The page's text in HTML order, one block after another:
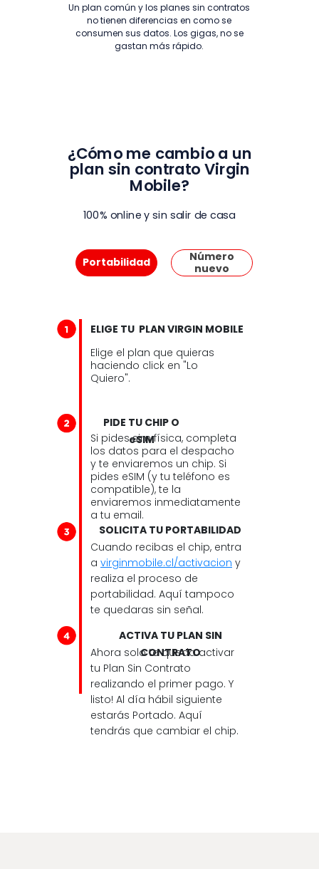
¿Cómo me cambio a un
plan sin contrato Virgin
Mobile?
Portabilidad
Número
nuevo
Elige el plan que quieras
haciendo click en "Lo
Quiero".
Si pides sim física, completa
los datos para el despacho
y te enviaremos un chip. Si
pides eSIM (y tu teléfono es
compatible), te la
enviaremos inmediatamente
a tu email.
SOLICITA TU PORTABILIDAD
Cuando recibas el chip, entra
a virginmobile.cl/activacion y
realiza el proceso de
portabilidad. Aquí tampoco
te quedaras sin señal.
PIDE TU CHIP O
eSIM
ACTIVA TU PLAN SIN
CONTRATO
Ahora solo te queda activar
tu Plan Sin Contrato
realizando el primer pago. Y
listo! Al día hábil siguiente
estarás Portado. Aquí
tendrás que cambiar el chip.
ELIGE TU PLAN VIRGIN MOBILE
Un plan común y los planes sin contratos
no tienen diferencias en como se
consumen sus datos. Los gigas, no se
gastan más rápido.
100% online y sin salir de casa